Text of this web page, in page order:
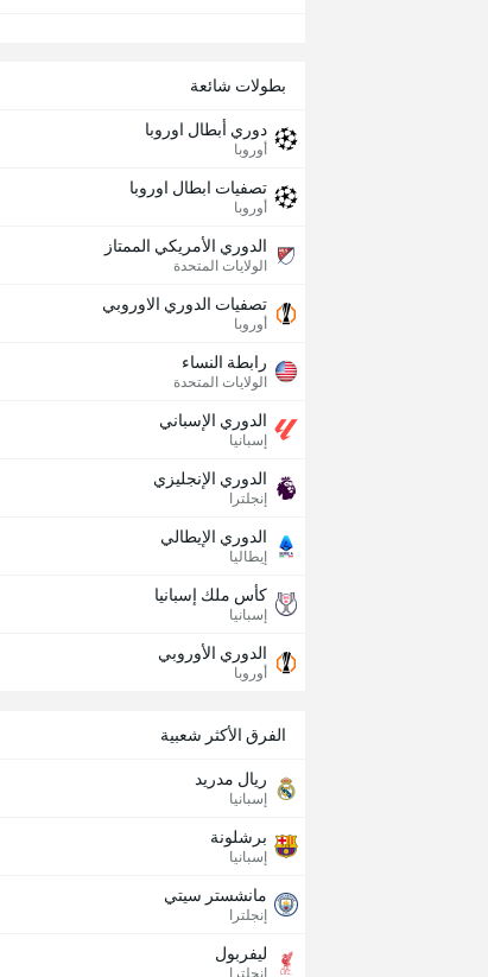
بطولات شائعة
دوري أبطال اوروبا
أوروبا
تصفيات ابطال اوروبا
أوروبا
الدوري الأمريكي الممتاز
الولايات المتحدة
تصفيات الدوري الاوروبي
أوروبا
رابطة النساء
الولايات المتحدة
الدوري الإسباني
إسبانيا
الدوري الإنجليزي
إنجلترا
الدوري الإيطالي
إيطاليا
كأس ملك إسبانيا
إسبانيا
الدوري الأوروبي
أوروبا
الفرق الأكثر شعبية
ريال مدريد
إسبانيا
برشلونة
إسبانيا
مانشستر سيتي
إنجلترا
ليفربول
إنجلترا